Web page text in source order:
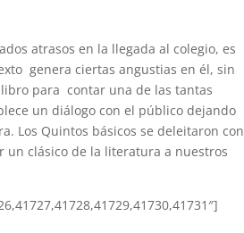
atrasos en la llegada al colegio, es
genera ciertas angustias en él, sin
para contar una de las tantas
un diálogo con el público dejando
Los Quintos básicos se deleitaron con
clásico de la literatura a nuestros